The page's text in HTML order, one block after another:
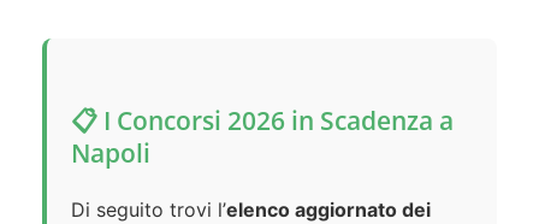
📋 I Concorsi 2026 in Scadenza a
Napoli
Di seguito trovi l’elenco aggiornato dei